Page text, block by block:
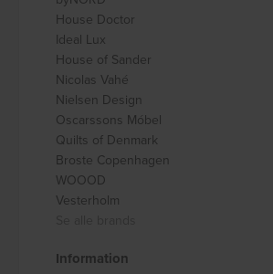
House Doctor
Ideal Lux
House of Sander
Nicolas Vahé
Nielsen Design
Oscarssons Móbel
Quilts of Denmark
Broste Copenhagen
WOOOD
Vesterholm
Information